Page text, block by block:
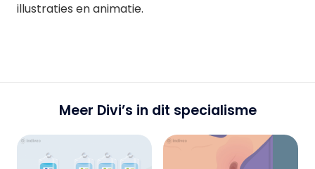
illustraties en animatie.
Meer Divi’s in dit specialisme